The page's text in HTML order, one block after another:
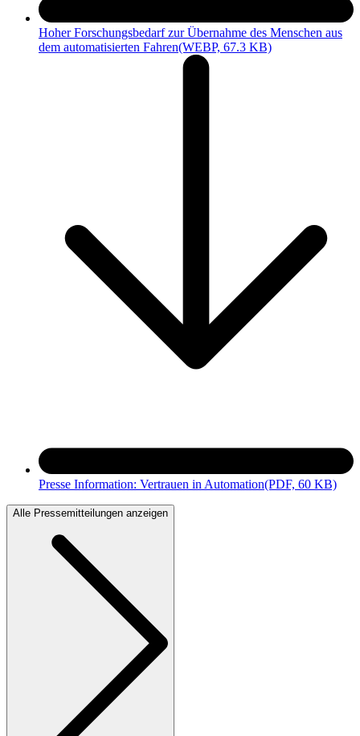
Hoher Forschungsbedarf zur Übernahme des Menschen aus
dem automatisierten Fahren(WEBP, 67.3 KB)
Presse Information: Vertrauen in Automation(PDF, 60 KB)
Alle Pressemitteilungen anzeigen